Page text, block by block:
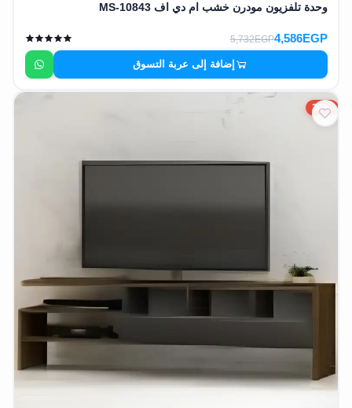
وحدة تلفزيون مودرن خشب ام دي اف MS-10843
4,586EGP
5,732EGP
إضافة إلى عربة التسوق
20%